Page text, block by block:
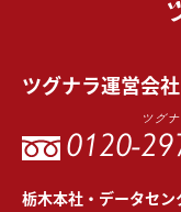
ツグナラ運営会社
0120-
ツグ
栃木本社・データセン